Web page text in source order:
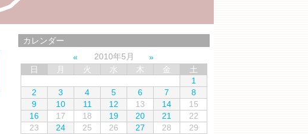
カレンダー
2010年5月
日
月 火 水 木 金
土
1
2
3 4 5 6 7
8
9
10 11 12 13 14
15
16
17 18 19 20 21
22
23
24 25 26 27 28
29